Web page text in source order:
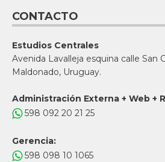
CONTACTO
Estudios Centrales
Avenida Lavalleja esquina calle San
Maldonado, Uruguay.
Administración Externa + Web +
598 092 20 21 25
Gerencia:
598 098 10 1065